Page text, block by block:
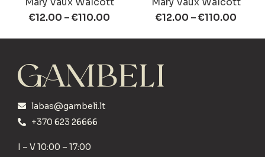
€12.00 –€110.00
€12.00 –€110.00
labas@gambeli.lt
+370 623 26666
I – V 10:00 – 17:00